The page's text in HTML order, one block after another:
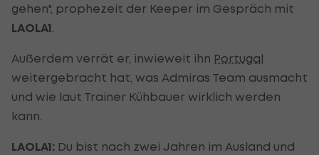
gehen", prophezeit der Keeper im Gespräch mit
LAOLA1
Außerdem verrät er, inwieweit ihn Portugal
weitergebracht hat, was Admiras Team ausmacht
und wie laut Trainer Kühbauer wirklich werden
kann.
LAOLA1: Du bist nach zwei Jahren im Ausland und